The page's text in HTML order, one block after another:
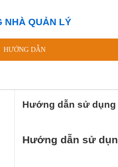
NHÀ QUẢN LÝ
HƯỚNG DẪN
Hướng dẫn sử
Hướng dẫn sử